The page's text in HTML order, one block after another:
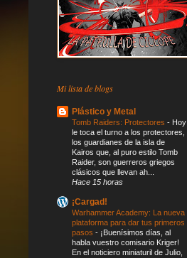
Mi lista de blogs
Plástico y Metal
Tomb Raiders: Protectores - Hoy
le toca el turno a los protectores,
los guardianes de la isla de
Kairos que, al puro estilo Tomb
Raider, son guerreros griegos
clásicos que llevan ah...
Hace 15 horas
¡Cargad!
Warhammer Academy: La nueva
plataforma para dar tus primeros
pasos - ¡Buenísimos días, al
habla vuestro comisario Kriger!
En el noticiero miniaturil de Julio,